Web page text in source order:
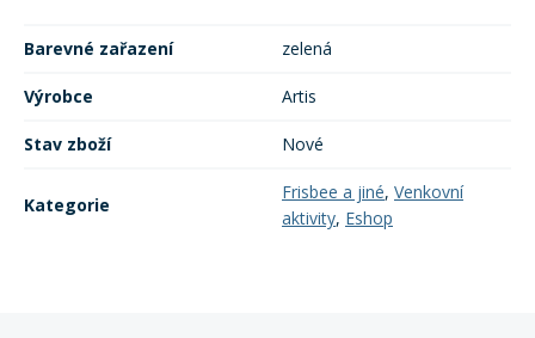
Rukavice na kolo
Barevné zařazení zelená
Výrobce Artis
Stav zboží Nové
Kategorie
Frisbee a jiné, Venkovní
aktivity, Eshop